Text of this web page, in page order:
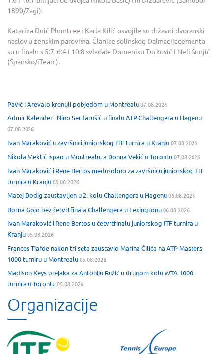
1890/Zagi).
Katarina Duić Plumtree i Karla Kilić osvojile su državni dvoranski
naslov u ženskim parovima. Članice solinskog Dalmacijacementa
su u finalu s 5:7, 6:4 i 10:8 svladale Domeniku Turković i Neli Šunjić
(Špansko/iTeam).
Pavić i Arevalo krenuli pobjedom u Montrealu07.08.2026
Admir Kalender i Nino Serdarušić u finalu ATP Challengera u Hagenu
07.08.2026
Ivan Maraković u završnici juniorskog ITF turnira u Kranju07.08.2026
Nikola Mektić ispao u Montrealu, a Donna Vekić u Torontu07.08.2026
Ivan Maraković i Rene Bertos međusobno za završnicu juniorskog ITF
turnira u Kranju06.08.2026
Matej Dodig zaustavljen u 2. kolu Challengera u Hagenu06.08.2026
Borna Gojo bez četvrtfinala Challengera u Lexingtonu06.08.2026
Ivan Maraković i Rene Bertos u četvrtfinalu juniorskog ITF turnira u
Kranju05.08.2026
Frances Tiafoe nakon tri seta zaustavio Marina Čilića na ATP Masters
1000 turniru u Montrealu05.08.2026
Madison Keys prejaka za Antoniju Ružić u drugom kolu WTA 1000
turnira u Torontu05.08.2026
Organizacije